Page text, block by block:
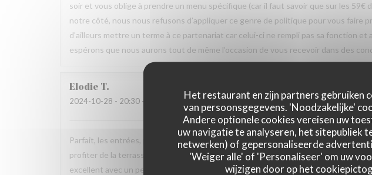
Het restaurant en zijn partners gebruiken
van persoonsgegevens. 'Noodzakelijke'
Andere optionele cookies vereisen uw
uw navigatie te analyseren, het sitepubliek
netwerken) of gepersonaliseerde
'Weiger alle' of 'Personaliseer' om uw
wijzigen door op het
soir et vous oblige à prendre un menu spécifique (car il faut savoir que sur les
notre côté, nous nous refusons d’appliquer ce genre de politique pour vous faire
d’ailleurs mettre un terme à ce partenariat car celui-ci ne rempli pas sa fonction
espérons que nous aurons tout de même l’occasion de vous recevoir dans des
Elodie T
2024-10-28 - 20:30 - Gasten 4 Service: 5/5
Parfait, les entrées, plats comme desserts sont délicieux et à 4, nous avons
profiter de la terrasse trop jolie by night avec des plaids gentiment prêtés par la
excellent avec un personnel très à l’écoute. Nous reviendrons sans hésiter !!